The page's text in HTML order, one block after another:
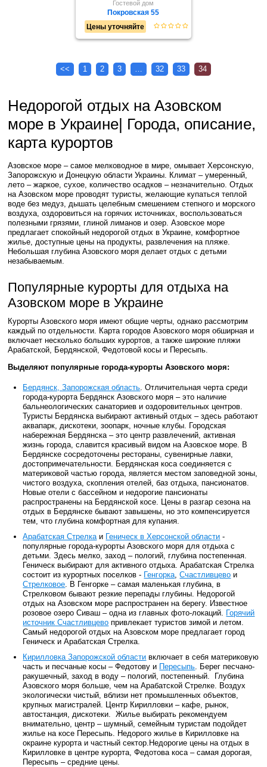
Гостевой дом
Покровская 55
Цены уточняйте
<< 1 2 3 32 33 34
Недорогой отдых на Азовском
море в Украине| Города, описание,
карта курортов
Азовское море – самое мелководное в мире, омывает Херсонскую,
Запорожскую и Донецкую области Украины. Климат – умеренный,
лето – жаркое, сухое, количество осадков – незначительно. Отдых
на Азовском море проводят туристы, желающие купаться теплой
воде без медуз, дышать целебным смешением степного и морского
воздуха, оздоровиться на горячих источниках, воспользоваться
полезными грязями, глиной лиманов и озер. Азовское море
предлагает спокойный недорогой отдых в Украине, комфортное
жилье, доступные цены на продукты, развлечения на пляже.
Небольшая глубина Азовского моря делает отдых с детьми
незабываемым.
Популярные курорты для отдыха на
Азовском море в Украине
Курорты Азовского моря имеют общие черты, однако рассмотрим
каждый по отдельности. Карта городов Азовского моря обширная и
включает несколько больших курортов, а также широкие пляжи
Арабатской, Бердянской, Федотовой косы и Пересыпь.
Выделяют популярные города-курорты Азовского моря:
Бердянск, Запорожская область . Отличительная черта среди
города-курорта Бердянск Азовского моря – это наличие
бальнеологических санаториев и оздоровительных центров.
Туристы Бердянска выбирают активный отдых – здесь работают
аквапарк, дискотеки, зоопарк, ночные клубы. Городская
набережная Бердянска – это центр развлечений, активная
жизнь города, славится красивый видом на Азовское море. В
Бердянске сосредоточены рестораны, сувенирные лавки,
достопримечательности. Бердянская коса соединяется с
материковой частью города, является местом заповедной зоны,
чистого воздуха, скопления отелей, баз отдыха, пансионатов.
Новые отели с бассейном и недорогие пансионаты
распространены на Бердянской косе. Цены в разгар сезона на
отдых в Бердянске бывают завышены, но это компенсируется
тем, что глубина комфортная для купания.
Арабатская Стрелка и Геническ в Херсонской области -
популярные города-курорты Азовского моря для отдыха с
детьми. Здесь мелко, заход – пологий, глубина постепенная.
Геническ выбирают для активного отдыха. Арабатская Стрелка
состоит из курортных поселков - Генгорка ,Счастливцево и
Стрелковое . В Генгорке – самая маленькая глубина, в
Стрелковом бывают резкие перепады глубины. Недорогой
отдых на Азовском море распространен на берегу. Известное
розовое озеро Сиваш – одна из главных фото-локаций.
Горячий
источник Счастливцево привлекает туристов зимой и летом.
Самый недорогой отдых на Азовском море предлагает город
Геническ и Арабатская Стрелка.
Кирилловка Запорожской области включает в себя материковую
часть и песчаные косы – Федотову и Пересыпь . Берег песчано-
ракушечный, заход в воду – пологий, постепенный. Глубина
Азовского моря больше, чем на Арабатской Стрелке. Воздух
экологически чистый, вблизи нет промышленных объектов,
крупных магистралей. Центр Кирилловки – кафе, рынок,
автостанция, дискотеки. Жилье выбирать рекомендуем
внимательно, центр – шумный, семейным туристам подойдет
жилье на косе Пересыпь. Недорого жилье в Кирилловке на
окраине курорта и частный сектор.Недорогие цены на отдых в
Кирилловке в центре курорта, Федотова коса – самая дорогая,
Пересыпь – средние цены.